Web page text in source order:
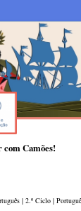
com Camões!
| 2.º Ciclo |